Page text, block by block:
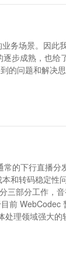
务场景。因
步成熟，也
的问题和解决思
的下行直播
和转码稳定
部分工作，
WebCodec
理领域强大